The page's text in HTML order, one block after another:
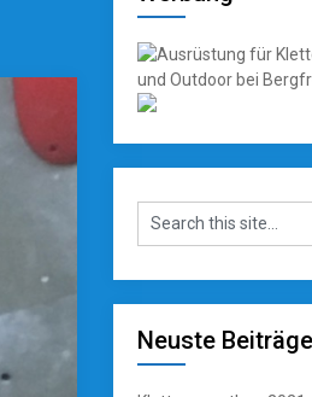
Neuste Beiträge